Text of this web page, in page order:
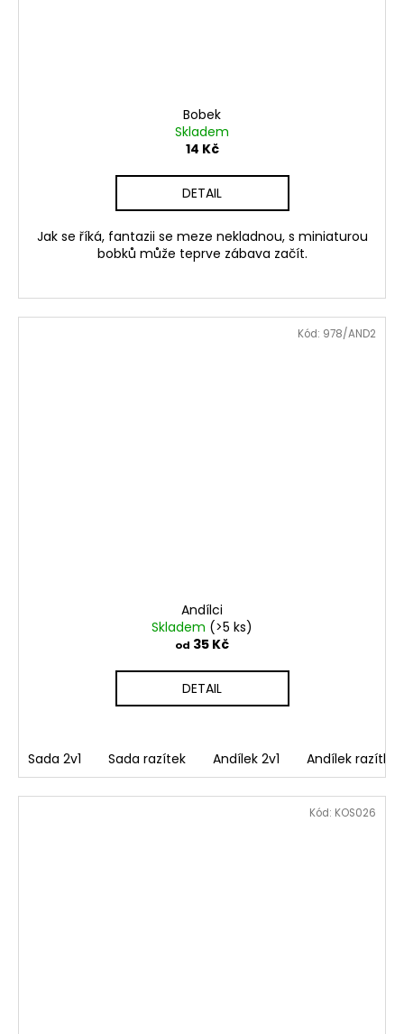
Bobek
Skladem
14 Kč
DETAIL
Jak se říká, fantazii se meze nekladnou, s miniaturou
bobků může teprve zábava začít.
Andílci
Skladem (>5 ks)
od 35 Kč
DETAIL
Sada 2v1 Sada razítek Andílek 2v1 Andílek razítko
Kód: 978/AND2
Kód: KOS026